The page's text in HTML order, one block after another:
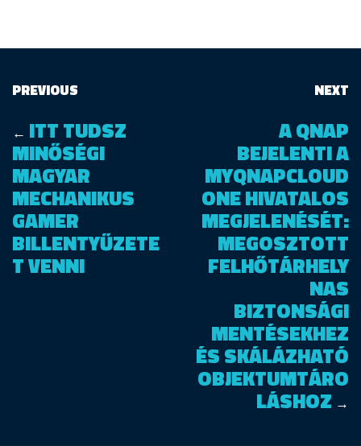
PREVIOUS
← ITT TUDSZ
MINŐSÉGI
MAGYAR
MECHANIKUS
GAMER
BILLENTYŰZETE
T VENNI
NEXT
A QNAP
BEJELENTI A
MYQNAPCLOUD
ONE HIVATALOS
MEGJELENÉSÉT:
MEGOSZTOTT
FELHŐTÁRHELY
NAS
BIZTONSÁGI
MENTÉSEKHEZ
ÉS SKÁLÁZHATÓ
OBJEKTUMTÁRO
LÁSHOZ →